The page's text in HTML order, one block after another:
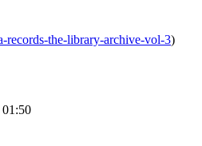
records-the-library-archive-vol-3)